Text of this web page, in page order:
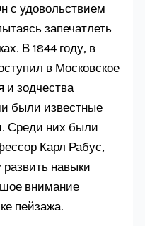
с удовольствием
запечатлеть
В 1844 году, в
в Московское
и зодчества
были известные
Среди них были
Карл Рабус,
навыки
внимание
пейзажа.